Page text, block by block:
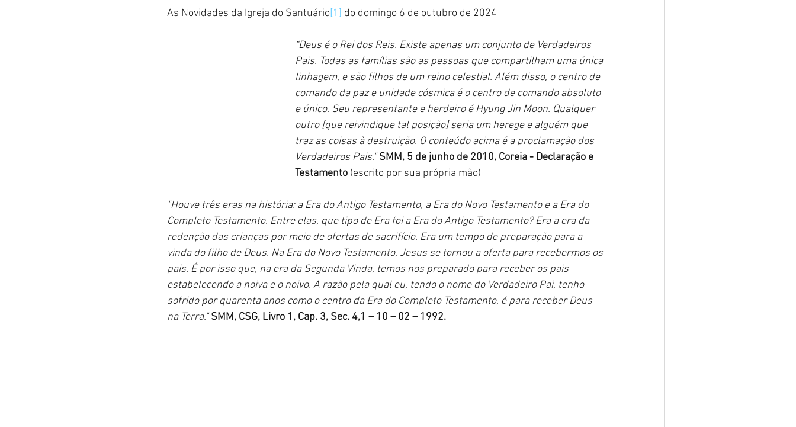
As Novidades da Igreja do Santuário[1] do domingo 6 de outubro de 2024
“Deus é o Rei dos Reis. Existe apenas um conjunto de Verdadeiros
Pais. Todas as famílias são as pessoas que compartilham uma única
linhagem, e são filhos de um reino celestial. Além disso, o centro de
comando da paz e unidade cósmica é o centro de comando absoluto
e único. Seu representante e herdeiro é Hyung Jin Moon. Qualquer
outro [que reivindique tal posição] seria um herege e alguém que
traz as coisas à destruição. O conteúdo acima é a proclamação dos
Verdadeiros Pais." SMM, 5 de junho de 2010, Coreia - Declaração e
Testamento (escrito por sua própria mão)
"Houve três eras na história: a Era do Antigo Testamento, a Era do Novo Testamento e a Era do
Completo Testamento. Entre elas, que tipo de Era foi a Era do Antigo Testamento? Era a era da
redenção das crianças por meio de ofertas de sacrifício. Era um tempo de preparação para a
vinda do filho de Deus. Na Era do Novo Testamento, Jesus se tornou a oferta para recebermos os
pais. É por isso que, na era da Segunda Vinda, temos nos preparado para receber os pais
estabelecendo a noiva e o noivo. A razão pela qual eu, tendo o nome do Verdadeiro Pai, tenho
sofrido por quarenta anos como o centro da Era do Completo Testamento, é para receber Deus
na Terra." SMM, CSG, Livro 1, Cap. 3, Sec. 4,1 – 10 – 02 – 1992.